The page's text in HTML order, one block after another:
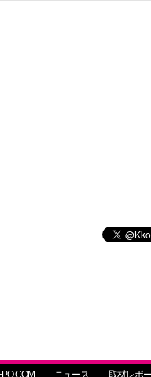
ニュース 取材レポ